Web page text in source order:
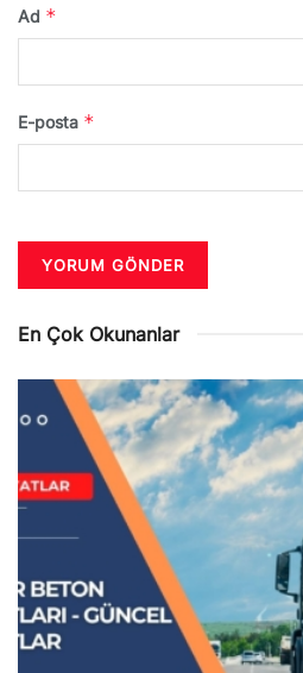
Ad *
E-posta *
En Çok Okunanlar